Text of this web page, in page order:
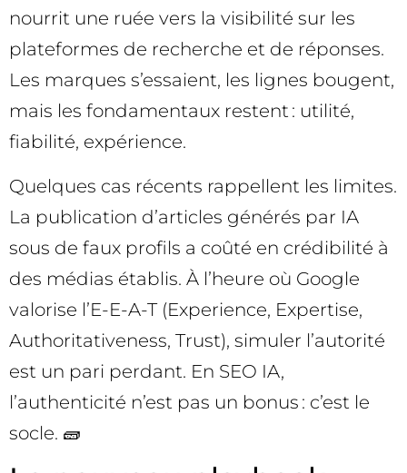
nourrit une ruée vers la visibilité sur les
plateformes de recherche et de réponses.
Les marques s’essaient, les lignes bougent,
mais les fondamentaux restent : utilité,
fiabilité, expérience.
Quelques cas récents rappellent les limites.
La publication d’articles générés par IA
sous de faux profils a coûté en crédibilité à
des médias établis. À l’heure où Google
valorise l’E-E-A-T (Experience, Expertise,
Authoritativeness, Trust), simuler l’autorité
est un pari perdant. En SEO IA,
l’authenticité n’est pas un bonus : c’est le
socle. 🧱